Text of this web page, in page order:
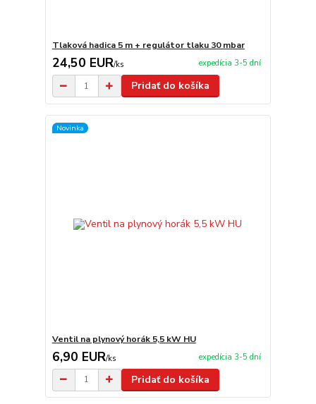
Tlaková hadica 5 m + regulátor tlaku 30 mbar
24,50 EUR/ks expedícia 3-5 dní
Pridať do košíka
Novinka
Ventil na plynový horák 5,5 kW HU
6,90 EUR/ks expedícia 3-5 dní
Pridať do košíka